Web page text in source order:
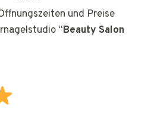
und Preise
“Beauty Salon